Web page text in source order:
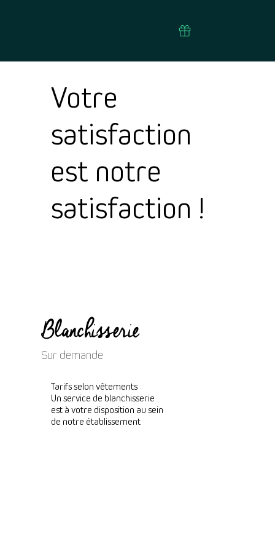
Votre
satisfaction
est notre
satisfaction !
Blanchisserie
Sur demande
Tarifs selon vêtements
Un service de blanchisserie
est à votre disposition au sein
de notre établissement